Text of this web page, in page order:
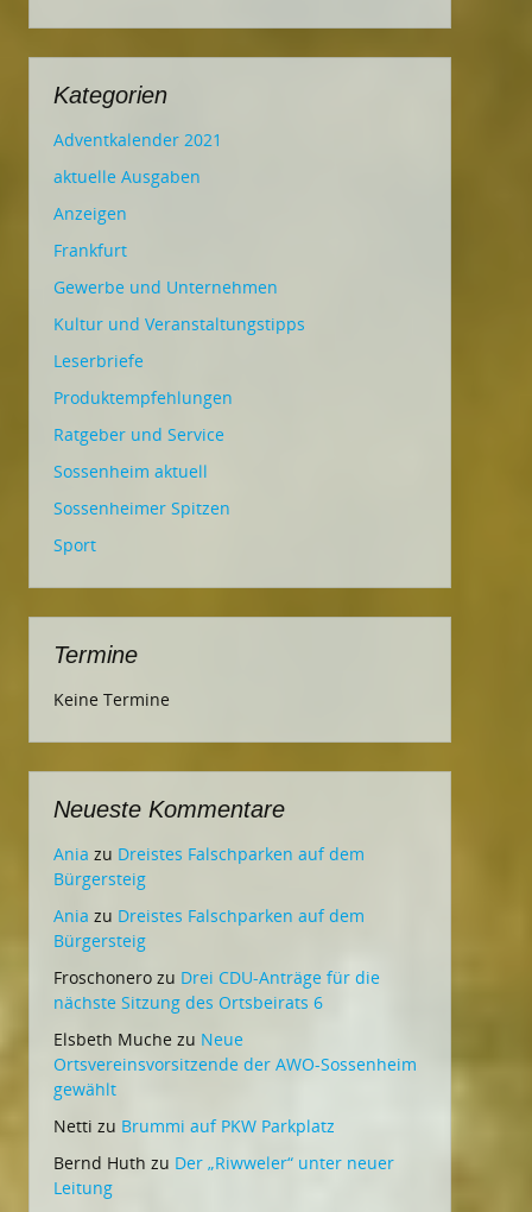
Kategorien
Adventkalender 2021
aktuelle Ausgaben
Anzeigen
Frankfurt
Gewerbe und Unternehmen
Kultur und Veranstaltungstipps
Leserbriefe
Produktempfehlungen
Ratgeber und Service
Sossenheim aktuell
Sossenheimer Spitzen
Sport
Termine
Keine Termine
Neueste Kommentare
Ania zu Dreistes Falschparken auf dem
Bürgersteig
Ania zu Dreistes Falschparken auf dem
Bürgersteig
Froschonero zu Drei CDU-Anträge für die
nächste Sitzung des Ortsbeirats 6
Elsbeth Muche zu Neue
Ortsvereinsvorsitzende der AWO-Sossenheim
gewählt
Netti zu Brummi auf PKW Parkplatz
Bernd Huth zu Der „Riwweler“ unter neuer
Leitung